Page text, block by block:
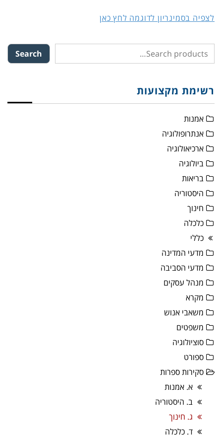
לצפיה בסמינריון לדוגמה לחץ כאן
Search
רשימת מקצועות
אמנות
אנתרופולוגיה
ארכיאולוגיה
ביולוגיה
בריאות
היסטוריה
חינוך
כלכלה
כללי
מדעי המדינה
מדעי הסביבה
מנהל עסקים
מקרא
משאבי אנוש
משפטים
סוציולוגיה
ספורט
סקירות ספרות
א. אמנות
ב. היסטוריה
ג. חינוך
ד. כלכלה